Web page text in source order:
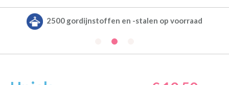
Alle gordijnen verduisterend leverbaar